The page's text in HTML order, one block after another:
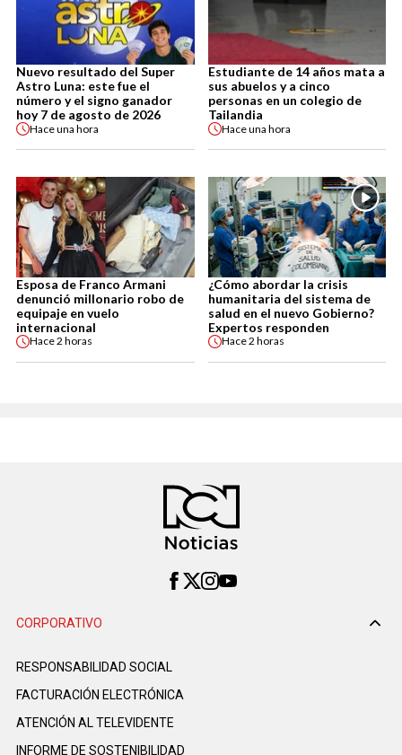
Nuevo resultado del Super
Astro Luna: este fue el
número y el signo ganador
hoy 7 de agosto de 2026
Haceuna hora
Estudiante de 14 años mata a
sus abuelos y a cinco
personas en un colegio de
Tailandia
Haceuna hora
Esposa de Franco Armani
denunció millonario robo de
equipaje en vuelo
internacional
Hace2 horas
¿Cómo abordar la crisis
humanitaria del sistema de
salud en el nuevo Gobierno?
Expertos responden
Hace2 horas
CORPORATIVO
RESPONSABILIDAD SOCIAL
FACTURACIÓN ELECTRÓNICA
ATENCIÓN AL TELEVIDENTE
INFORME DE SOSTENIBILIDAD